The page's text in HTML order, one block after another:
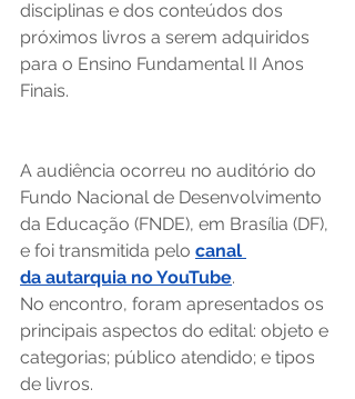
disciplinas e dos conteúdos dos
próximos livros a serem adquiridos
para o Ensino Fundamental II Anos
Finais.
A audiência ocorreu no auditório do
Fundo Nacional de Desenvolvimento
da Educação (FNDE), em Brasília (DF),
e foi transmitida pelo canal
da autarquia no YouTube.
No encontro, foram apresentados os
principais aspectos do edital: objeto e
categorias; público atendido; e tipos
de livros.